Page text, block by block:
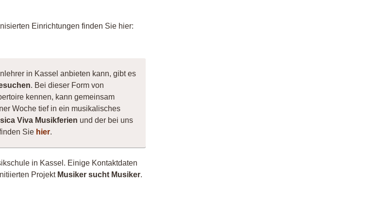
Einrichtungen finden Sie hier:
in Kassel anbieten kann, gibt es
. Bei dieser Form von
kennen, kann gemeinsam
Woche tief in ein musikalisches
Viva Musikferien und der bei uns
Sie hier.
in Kassel. Einige Kontaktdaten
Projekt Musiker sucht Musiker.